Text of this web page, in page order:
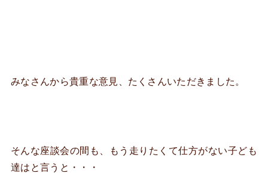
みなさんから貴重な意見、たくさんいただきました。
そんな座談会の間も、もう走りたくて仕方がない子ども
達はと言うと・・・